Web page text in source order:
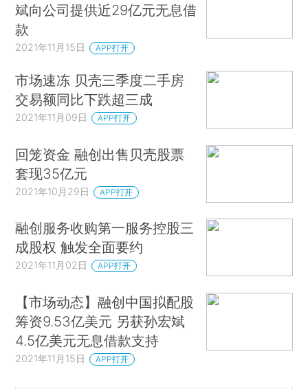
斌向公司提供近29亿元无息借
款
2021年11月15日 APP打开
市场速冻 贝壳三季度二手房
交易额同比下跌超三成
2021年11月09日 APP打开
回笼资金 融创出售贝壳股票
套现35亿元
2021年10月29日 APP打开
融创服务收购第一服务控股三
成股权 触发全面要约
2021年11月02日 APP打开
【市场动态】融创中国拟配股
筹资9.53亿美元 另获孙宏斌
4.5亿美元无息借款支持
2021年11月15日 APP打开